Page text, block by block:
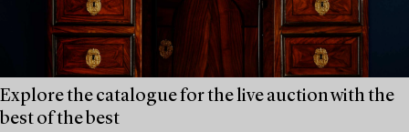
Explore the catalogue for the live auction with the
best of the best